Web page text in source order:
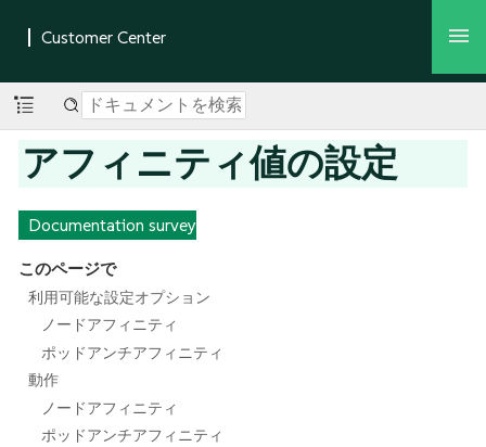
アフィニティ値の設定
Documentation survey
このページで
利用可能な設定オプション
ノードアフィニティ
ポッドアンチアフィニティ
動作
ノードアフィニティ
ポッドアンチアフィニティ